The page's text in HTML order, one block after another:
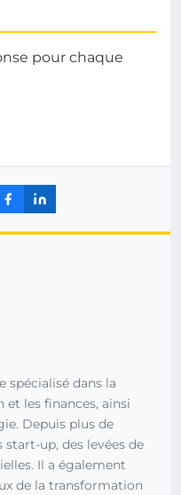
pour chaque
spécialisé dans la
et les finances, ainsi
Depuis plus de
start-up, des levées de
Il a également
de la transformation